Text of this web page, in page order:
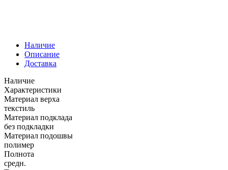
Наличие
Описание
Доставка
Наличие
Характеристики
Материал верха
текстиль
Материал подклада
без подкладки
Материал подошвы
полимер
Полнота
средн.